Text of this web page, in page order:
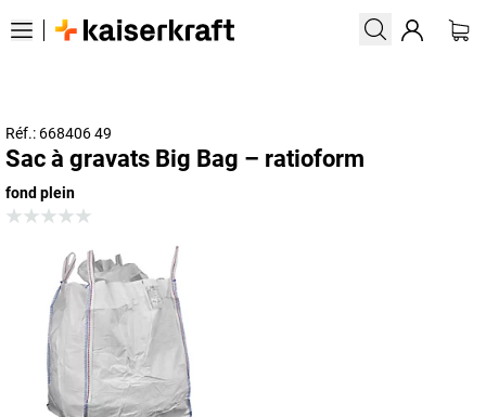
Réf.: 668406 49
Sac à gravats Big Bag – ratioform
fond plein